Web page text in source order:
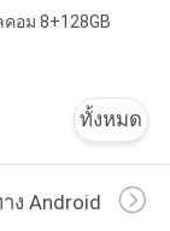
อม 8+128GB
ทั้งหมด
ง Android